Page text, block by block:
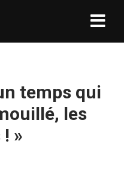
temps qui
les
»